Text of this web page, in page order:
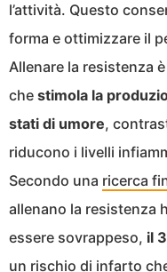
l’attività. Questo
forma e ottimizzare il
Allenare la resistenza
che stimola la
stati di umore,
riducono i livelli
Secondo una ricerca
allenano la resistenza
essere sovrappeso, il
un rischio di infarto